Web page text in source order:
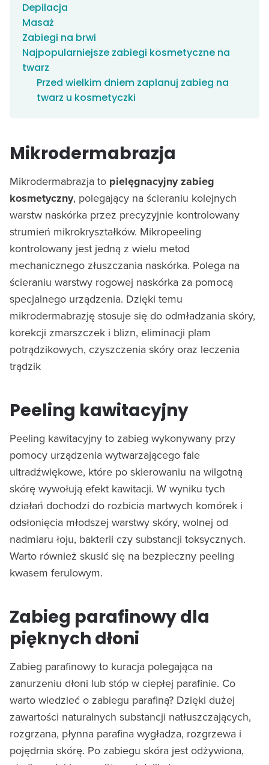
Depilacja
Masaż
Zabiegi na brwi
Najpopularniejsze zabiegi kosmetyczne na
twarz
Przed wielkim dniem zaplanuj zabieg na
twarz u kosmetyczki
Mikrodermabrazja
Mikrodermabrazja to pielęgnacyjny zabieg
kosmetyczny, polegający na ścieraniu kolejnych
warstw naskórka przez precyzyjnie kontrolowany
strumień mikrokryształków. Mikropeeling
kontrolowany jest jedną z wielu metod
mechanicznego złuszczania naskórka. Polega na
ścieraniu warstwy rogowej naskórka za pomocą
specjalnego urządzenia. Dzięki temu
mikrodermabrazję stosuje się do odmładzania skóry,
korekcji zmarszczek i blizn, eliminacji plam
potrądzikowych, czyszczenia skóry oraz leczenia
trądzik
Peeling kawitacyjny
Peeling kawitacyjny to zabieg wykonywany przy
pomocy urządzenia wytwarzającego fale
ultradźwiękowe, które po skierowaniu na wilgotną
skórę wywołują efekt kawitacji. W wyniku tych
działań dochodzi do rozbicia martwych komórek i
odsłonięcia młodszej warstwy skóry, wolnej od
nadmiaru łoju, bakterii czy substancji toksycznych.
Warto również skusić się na bezpieczny peeling
kwasem ferulowym.
Zabieg parafinowy dla
pięknych dłoni
Zabieg parafinowy to kuracja polegająca na
zanurzeniu dłoni lub stóp w ciepłej parafinie. Co
warto wiedzieć o zabiegu parafiną? Dzięki dużej
zawartości naturalnych substancji natłuszczających,
rozgrzana, płynna parafina wygładza, rozgrzewa i
pojędrnia skórę. Po zabiegu skóra jest odżywiona,